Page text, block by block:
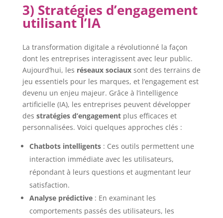
3) Stratégies d’engagement
utilisant l’IA
La transformation digitale a révolutionné la façon
dont les entreprises interagissent avec leur public.
Aujourd’hui, les réseaux sociauxsont des terrains de
jeu essentiels pour les marques, et l’engagement est
devenu un enjeu majeur. Grâce à l’intelligence
artificielle (IA), les entreprises peuvent développer
des stratégies d’engagementplus efficaces et
personnalisées. Voici quelques approches clés :
Chatbots intelligents: Ces outils permettent une
interaction immédiate avec les utilisateurs,
répondant à leurs questions et augmentant leur
satisfaction.
Analyse prédictive: En examinant les
comportements passés des utilisateurs, les